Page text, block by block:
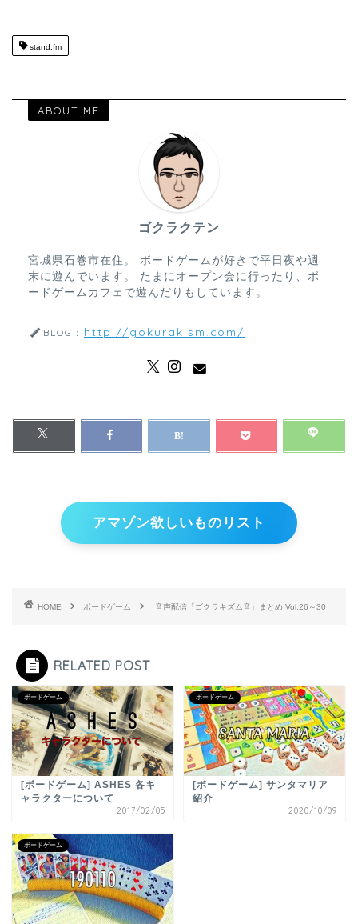
stand.fm
ABOUT ME
ゴクラクテン
宮城県石巻市在住。 ボードゲームが好きで平日夜や週
末に遊んでいます。 たまにオープン会に行ったり、ボ
ードゲームカフェで遊んだりもしています。
BLOG： http://gokurakism.com/
アマゾン欲しいものリスト
HOME ボードゲーム 音声配信「ゴクラキズム音」まとめ Vol.26～30
RELATED POST
ボードゲーム
[ボードゲーム] ASHES 各キ
ャラクターについて
2017/02/05
ボードゲーム
[ボードゲーム] サンタマリア
紹介
2020/10/09
ボードゲーム